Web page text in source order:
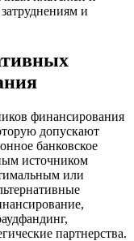
и
финансирования
допускают
банковское
источником
или
партнерства.